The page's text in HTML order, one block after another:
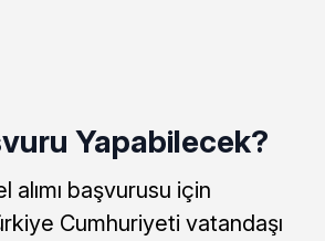
Yapabilecek?
alımı başvurusu için
Cumhuriyeti vatandaşı